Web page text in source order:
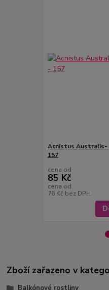
Acnistus Australis-
157
cena od
85 Kč
cena od
76 Kč bez DPH
Zboží zařazeno v
Balkónové rostliny